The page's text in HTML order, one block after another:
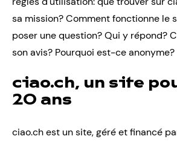
sa mission? Comment fonctionne le
poser une question? Qui y répond?
son avis? Pourquoi est-ce anonyme?
ciao.ch, un site
20 ans
ciao.ch est un site, géré et financé